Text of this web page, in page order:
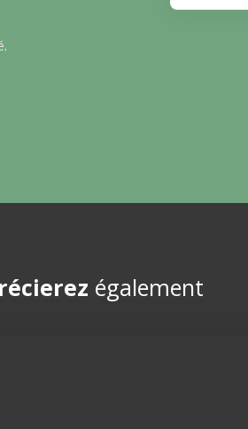
.
également